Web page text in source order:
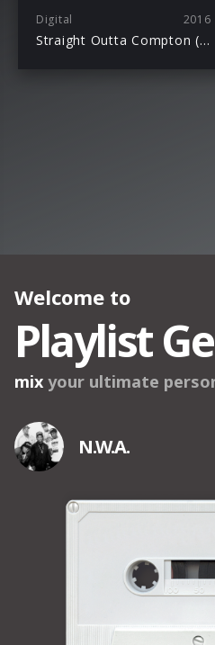
Digital 2016
Straight Outta Compton (LP)